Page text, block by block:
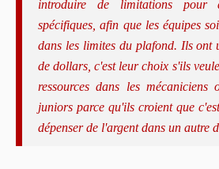
introduire de limitations pour
spécifiques, afin que les équipes
dans les limites du plafond. Ils ont
de dollars, c'est leur choix s'ils
ressources dans les mécaniciens
juniors parce qu'ils croient que
dépenser de l'argent dans un autre